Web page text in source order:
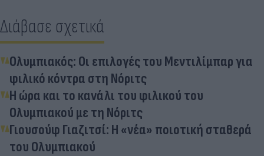
Διάβασε σχετικά
Ολυμπιακός: Οι επιλογές του Μεντιλίμπαρ για
φιλικό κόντρα στη Νόριτς
Η ώρα και το κανάλι του φιλικού του
Ολυμπιακού με τη Νόριτς
Γιουσούφ Γιαζιτσί: Η «νέα» ποιοτική σταθερά
του Ολυμπιακού